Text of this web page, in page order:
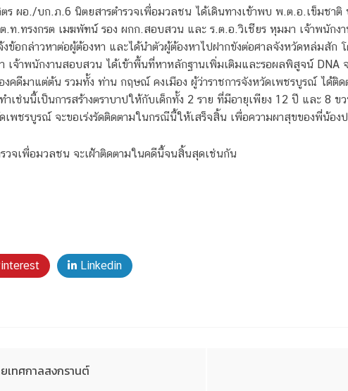
ผอ./บก.ภ.6 นิตยสารตำรวจเพื่อมวลชน ได้เดินทางเข้าพบ พ.ต.อ.เข็มชาติ
.ทรงกรต เมฆพัฑน์ รอง ผกก.สอบสวน และ ร.ต.อ.วิเชียร หุมมา เจ้าพนักง
ข้อกล่าวหาต่อผู้ต้องหา และได้นำตัวผู้ต้องหาไปฝากขังต่อศาลจังหวัดหล่มสัก
จ้าพนักงานสอบสวน ได้เข้าพื้นที่หาหลักฐานเพิ่มเติมและรอผลพิสูจน์ DNA
ดีมาแต่ต้น รวมทั้ง ท่าน กฤษณ์ คงเมือง ผู้ว่าราชการจังหวัดเพชรบูรณ์ ได้ติด
เช่นนี้เป็นการสร้างตราบาปให้กับเด็กทั้ง 2 ราย ที่มีอายุเพียง 12 ปี และ 8 ข
เพชรบูรณ์ จะขอเร่งรัดติดตามในกรณีนี้ให้เสร็จสิ้น เพื่อความผาสุขของพี่น้อ
จเพื่อมวลชน จะเฝ้าติดตามในคดีนี้จนสิ้นสุดเช่นกัน
Linkedin
เทศกาลสงกรานต์